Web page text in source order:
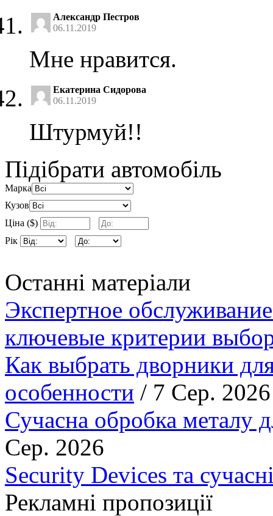
Александр Пестров
06.11.2019
Мне нравится.
Екатерина Сидорова
06.11.2019
Штурмуй!!
Підібрати автомобіль
Марка
Кузов
Ціна ($)
Рік
Останні матеріали
Экспертное
ключевые критерии
Как выбрать дворники
особенности / 7 Сер. 2026
Сучасна обробка металу
Сер. 2026
Security Devices та
Рекламні пропозиції